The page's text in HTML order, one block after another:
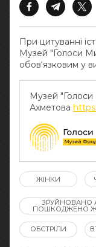
При цитуванні
Музей "Голоси
обов‘язковим у
Музей
Ахметова
ЖІНКИ
ЗРУЙНОВАНО
ПОШКОДЖЕНО
ОБСТРІЛИ